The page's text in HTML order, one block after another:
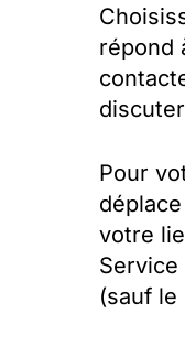
répond
Pour
votre
(sauf le